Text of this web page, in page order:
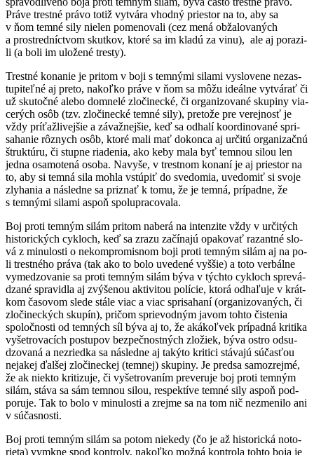
Prá­ve tres­tné prá­vo to­tiž vy­tvá­ra vhod­ný pries­tor na to, aby sa
v ňom tem­né si­ly nie­len po­me­no­va­li (cez me­ná ob­ža­lo­va­ných
a pros­tred­níc­tvom skut­kov, kto­ré sa im kla­dú za vi­nu), ale aj po­ra­zi­
li (a bo­li im ulo­že­né tres­ty).
Tres­tné ko­na­nie je pri­tom v bo­ji s tem­ný­mi si­la­mi vy­slo­ve­ne ne­zas­
tu­pi­teľ­né aj pre­to, na­koľ­ko prá­ve v ňom sa mô­žu ideál­ne vy­tvá­rať či
už sku­toč­né ale­bo dom­ne­lé zlo­či­nec­ké, či or­ga­ni­zo­va­né sku­pi­ny via­
ce­rých osôb (tzv. zlo­či­nec­ké tem­né si­ly), pre­to­že pre ve­rej­nosť je
vždy prí­ťaž­li­vej­šie a zá­važ­nej­šie, keď sa od­ha­lí koor­di­no­va­né spri­
sa­ha­nie rôz­nych osôb, kto­ré ma­li mať do­kon­ca aj ur­či­tú or­ga­ni­zač­nú
štruk­tú­ru, či stup­ne ria­de­nia, ako ke­by ma­la byť tem­nou si­lou len
jed­na osa­mo­te­ná oso­ba. Na­vy­še, v tres­tnom ko­na­ní je aj pries­tor na
to, aby si tem­ná si­la moh­la vstú­piť do sve­do­mia, uve­do­miť si svo­je
zly­ha­nia a nás­led­ne sa priz­nať k to­mu, že je tem­ná, prí­pad­ne, že
s tem­ný­mi si­la­mi as­poň spolu­pra­co­va­la.
Boj pro­ti tem­ným si­lám pri­tom na­be­rá na in­ten­zi­te vždy v ur­či­tých
his­to­ric­kých cyk­loch, keď sa zra­zu za­čí­na­jú opa­ko­vať ra­zan­tné slo­
vá z mi­nu­los­ti o ne­kom­pro­mis­nom bo­ji pro­ti tem­ným si­lám aj na po­
li tres­tné­ho prá­va (tak ako to bo­lo uve­de­né vy­ššie) a to­to ver­bál­ne
vy­me­dzo­va­nie sa pro­ti tem­ným si­lám bý­va v tých­to cyk­loch spre­vá­
dza­né spra­vid­la aj zvý­še­nou ak­ti­vi­tou po­lí­cie, kto­rá od­ha­ľu­je v krát­
kom ča­so­vom sle­de stá­le viac a viac spri­sa­ha­ní (or­ga­ni­zo­va­ných, či
zlo­či­nec­kých sku­pín), pri­čom sprie­vod­ným ja­vom toh­to čis­te­nia
spo­loč­nos­ti od tem­ných síl bý­va aj to, že aká­koľ­vek prí­pad­ná kri­ti­ka
vy­šet­ro­va­cích pos­tu­pov bez­peč­nos­tných zlo­žiek, bý­va os­tro od­su­
dzo­va­ná a ne­zried­ka sa nás­led­ne aj ta­ký­to kri­ti­ci stá­va­jú sú­čas­ťou
ne­ja­kej ďal­šej zlo­či­nec­kej (tem­nej) sku­pi­ny. Je pred­sa sa­moz­rej­mé,
že ak niek­to kri­ti­zu­je, či vy­šet­ro­va­ním pre­ve­ru­je boj pro­ti tem­ným
si­lám, stá­va sa sám tem­nou si­lou, res­pek­tí­ve tem­né si­ly as­poň pod­
po­ru­je. Tak to bo­lo v mi­nu­los­ti a zrej­me sa na tom nič nez­me­ni­lo ani
v sú­čas­nos­ti.
Boj pro­ti tem­ným si­lám sa po­tom nie­ke­dy (čo je až his­to­ric­ká no­to­
rie­ta) vy­mkne spod kon­tro­ly, na­koľ­ko mož­ná kon­tro­la toh­to bo­ja je